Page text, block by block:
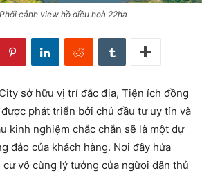
cảnh view hồ điều hoà 22ha
sở hữu vị trí đắc địa, Tiện ích đồng
phát triển bởi chủ đầu tư uy tín và
kinh nghiệm chắc chắn sẽ là một dự
đảo của khách hàng. Nơi đây hứa
vô cùng lý tưởng của ngừoi dân thủ